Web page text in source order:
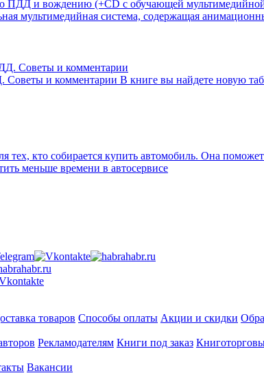
ПДД и вождению (+CD с обучающей
мультимедийная система, содержащая
и комментарии В книге вы найдете новую
тех, кто собирается купить автомобиль. Она
меньше времени в автосервисе
товаров Способы оплаты Акции и скидки
Рекламодателям Книги под заказ
Вакансии